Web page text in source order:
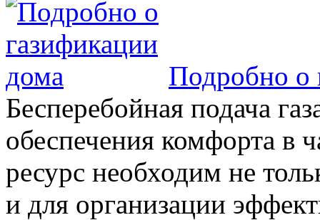
Подробно о
Бесперебойная подача
обеспечения комфорта в
ресурс необходим не
и для организации